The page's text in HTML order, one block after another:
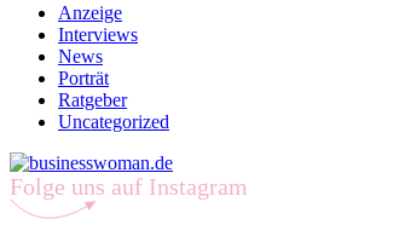
Anzeige
Interviews
News
Porträt
Ratgeber
Uncategorized
Folge uns auf Instagram